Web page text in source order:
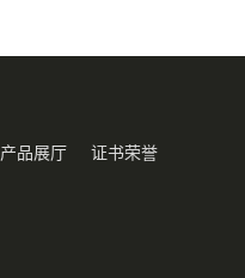
产品展厅 证书荣誉